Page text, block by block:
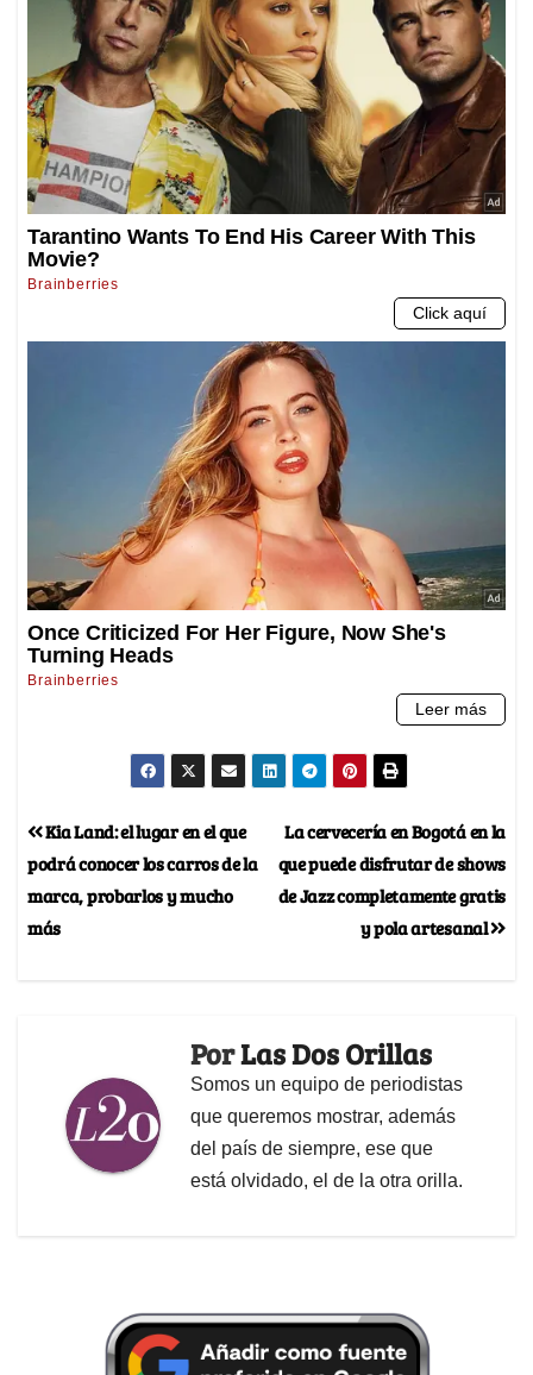
La cervecería en Bogotá en la
que puede disfrutar de shows
de Jazz completamente gratis
y pola artesanal
Kia Land: el lugar en el que
podrá conocer los carros de la
marca, probarlos y mucho
más
PorLas Dos Orillas
Somos un equipo de periodistas
que queremos mostrar, además
del país de siempre, ese que
está olvidado, el de la otra orilla.